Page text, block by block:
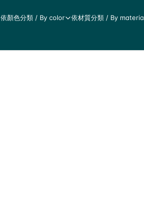
依顏色分類 / By color 依材質分類 / By